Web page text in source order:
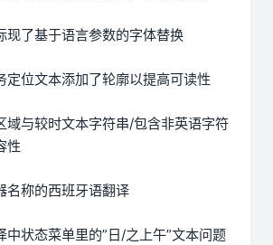
现了基于语言参数的字体替换
定位文本添加了轮廓以提高可读性
域与较时文本字符串/包含非英语字符
性
名称的西班牙语翻译
中状态菜单里的”日/之上午”文本问题